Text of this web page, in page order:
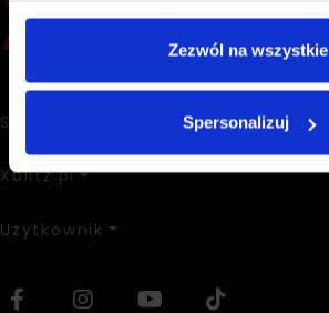
Zezwól na wszystkie
Spersonalizuj
Sklep
Xblitz.pl
Użytkownik